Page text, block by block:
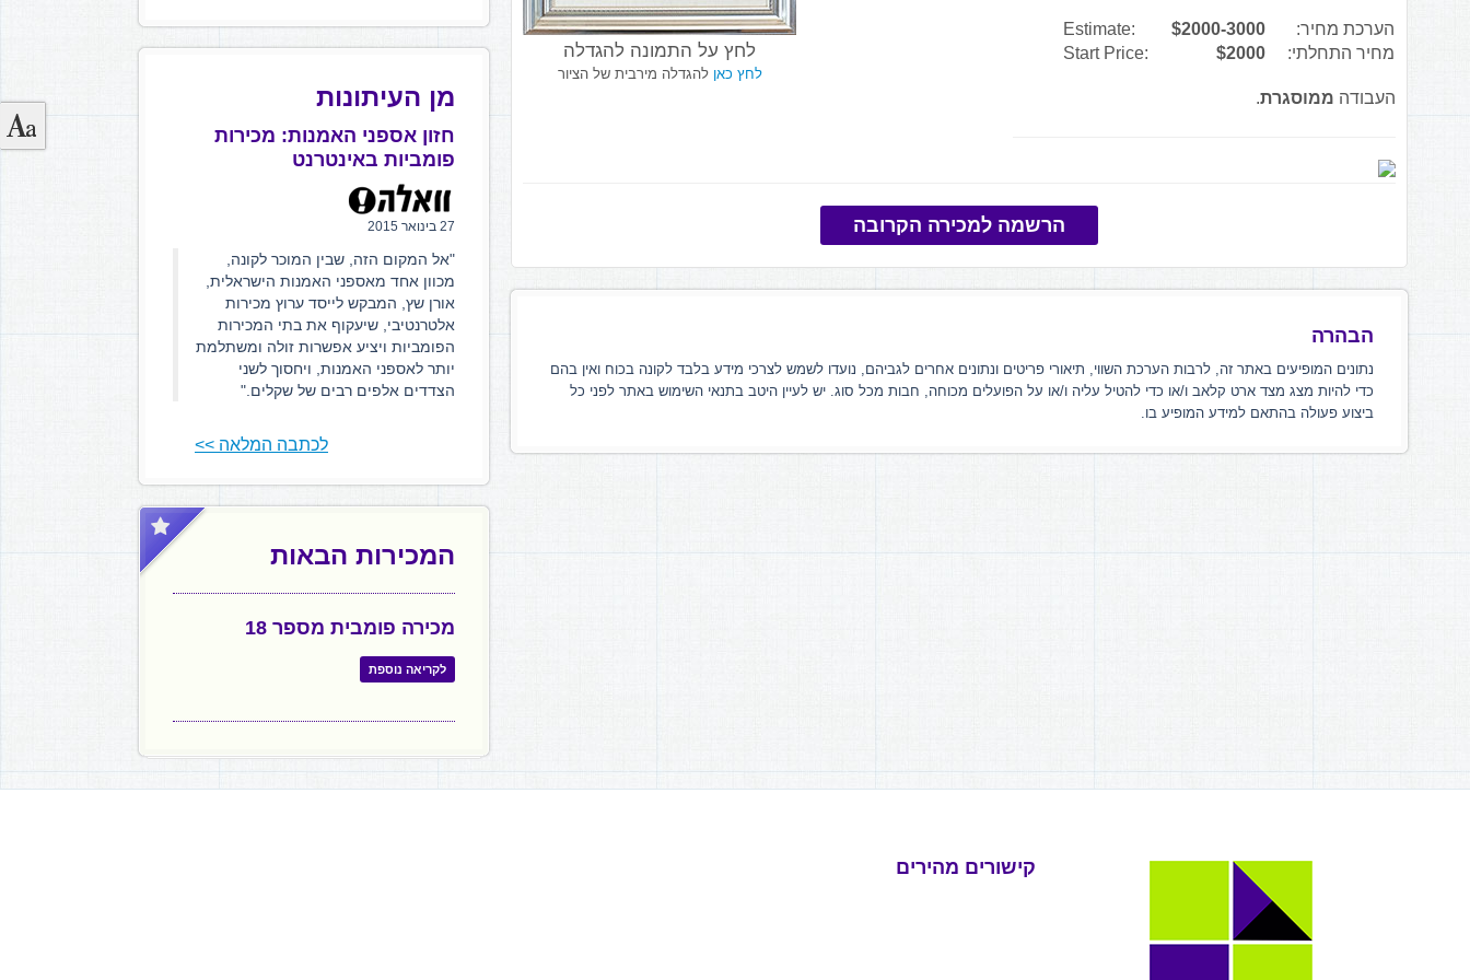
לחץ על התמונה להגדלה
לחץ כאן להגדלה מירבית של הציור
הערכת מחיר: $2000-3000
Estimate:
מחיר התחלתי:
$2000
Start Price:
העבודה ממוסגרת.
הרשמה למכירה הקרובה
הבהרה
נתונים המופיעים באתר זה, לרבות הערכת השווי, תיאורי פריטים ונתונים אחרים לגביהם, נועדו לשמש לצרכי מידע בלבד לקונה בכוח ואין בהם
כדי להיות מצג מצד ארט קלאב ו/או כדי להטיל עליה ו/או על הפועלים מכוחה, חבות מכל סוג. יש לעיין היטב בתנאי השימוש באתר לפני כל
ביצוע פעולה בהתאם למידע המופיע בו.
מן העיתונות
חזון אספני האמנות: מכירות
פומביות באינטרנט
27 בינואר 2015
"אל המקום הזה, שבין המוכר לקונה,
מכוון אחד מאספני האמנות הישראלית,
אורן שץ, המבקש לייסד ערוץ מכירות
אלטרנטיבי, שיעקוף את בתי המכירות
הפומביות ויציע אפשרות זולה ומשתלמת
יותר לאספני האמנות, ויחסוך לשני
הצדדים אלפים רבים של שקלים."
לכתבה המלאה >>
המכירות הבאות
מכירה פומבית מספר 18
לקריאה נוספת
קישורים מהירים